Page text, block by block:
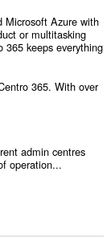
Microsoft Azure with
or multitasking
365 keeps everything
365. With over
admin centres
operation...